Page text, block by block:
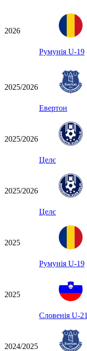
2026
Румунія U-19
2025/2026
Евертон
2025/2026
Целє
2025/2026
Целє
2025
Румунія U-19
2025
Словенія U-21
2024/2025